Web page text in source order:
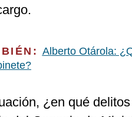
Alberto Otárola:
¿en qué